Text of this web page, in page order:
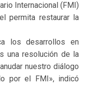
Internacional (FMI)
permita restaurar la
los desarrollos en
una resolución de la
nuestro diálogo
por el FMI», indicó